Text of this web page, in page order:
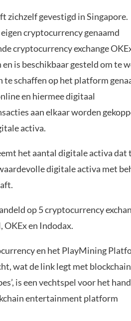
zichzelf gevestigd in Singapore.
cryptocurrency genaamd
cryptocurrency exchange
is beschikbaar gesteld om te
te schaffen op het platform
en hiermee digitaal
aan elkaar worden
activa.
het aantal digitale activa dat
digitale activa met
op 5 cryptocurrency
en Indodax.
en het PlayMining
wat de link legt met
is een vechtspel voor het
entertainment platform